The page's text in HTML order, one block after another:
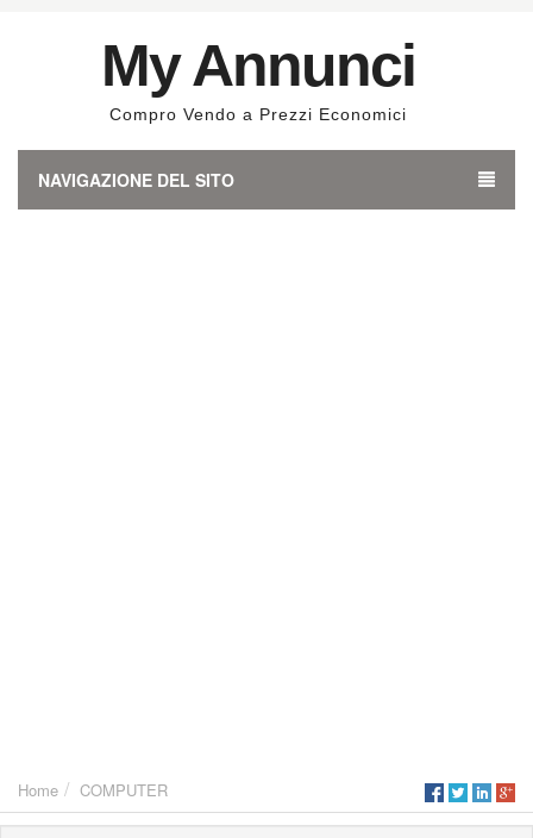
My Annunci
Compro Vendo a Prezzi Economici
NAVIGAZIONE DEL SITO
Home COMPUTER